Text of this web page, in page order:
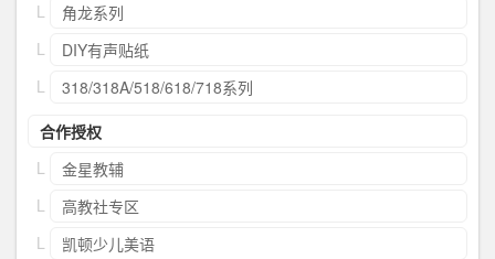
角龙系列
DIY有声贴纸
318/318A/518/618/718系列
合作授权
金星教辅
高教社专区
凯顿少儿美语